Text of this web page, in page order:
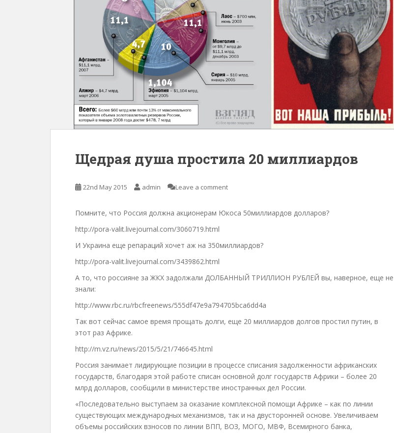
Щедрая душа простила 20 миллиардов
22nd May 2015 admin Leave a comment
Помните, что Россия должна акционерам Юкоса 50миллиардов долларов?
http://pora-valit.livejournal.com/3060719.html
И Украина еще репараций хочет аж на 350миллиардов?
http://pora-valit.livejournal.com/3439862.html
А то, что россияне за ЖКХ задолжали ДОЛБАННЫЙ ТРИЛЛИОН РУБЛЕЙ вы, наверное, еще не
знали:
http://www.rbc.ru/rbcfreenews/555df47e9a794705bca6dd4a
Так вот сейчас самое время прощать долги, еще 20 миллиардов долгов простил путин, в
этот раз Африке.
http://m.vz.ru/news/2015/5/21/746645.html
Россия занимает лидирующие позиции в процессе списания задолженности африканских
государств, благодаря этой работе списан основной долг государств Африки – более 20
млрд долларов, сообщили в министерстве иностранных дел России.
«Последовательно выступаем за оказание комплексной помощи Африке – как по линии
существующих международных механизмов, так и на двусторонней основе. Увеличиваем
объемы российских взносов по линии ВПП, ВОЗ, МОГО, МВФ, Всемирного банка,